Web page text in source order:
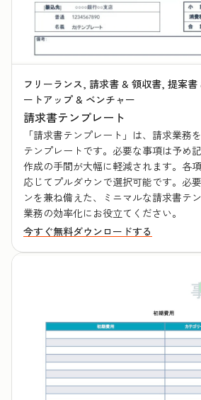
フリーランス, 請求書 & 領収書, 提案
ートアップ & ベンチャー
請求書テンプレート
「請求書テンプレート」は、請求業務
テンプレートです。必要な事項は予め
作成の手間が大幅に軽減されます。各
応じてプルダウンで選択可能です。必
ンを兼ね備えた、ミニマルな請求書テ
業務の効率化にお役立てください。
今すぐ無料ダウンロードする